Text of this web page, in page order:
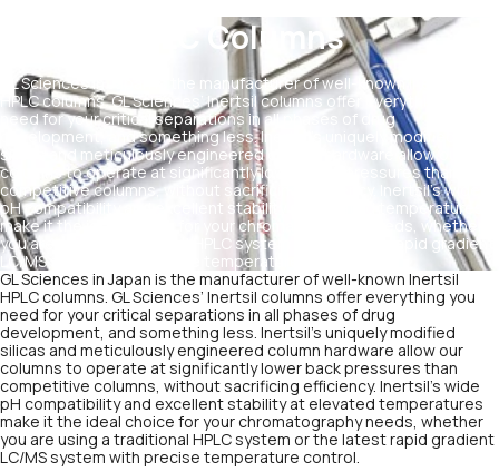
Inertsil HPLC Columns
GL Sciences in Japan is the manufacturer of well-known Inertsil
HPLC columns. GL Sciences’ Inertsil columns offer everything you
need for your critical separations in all phases of drug
development, and something less. Inertsil’s uniquely modified
silicas and meticulously engineered column hardware allow our
columns to operate at significantly lower back pressures than
competitive columns, without sacrificing efficiency. Inertsil’s wide
pH compatibility and excellent stability at elevated temperatures
make it the ideal choice for your chromatography needs, whether
you are using a traditional HPLC system or the latest rapid gradient
LC/MS system with precise temperature control.
GL Sciences in Japan is the manufacturer of well-known Inertsil
HPLC columns. GL Sciences’ Inertsil columns offer everything you
need for your critical separations in all phases of drug
development, and something less. Inertsil’s uniquely modified
silicas and meticulously engineered column hardware allow our
columns to operate at significantly lower back pressures than
competitive columns, without sacrificing efficiency. Inertsil’s wide
pH compatibility and excellent stability at elevated temperatures
make it the ideal choice for your chromatography needs, whether
you are using a traditional HPLC system or the latest rapid gradient
LC/MS system with precise temperature control.